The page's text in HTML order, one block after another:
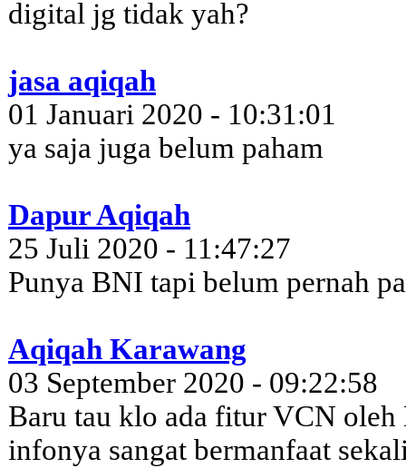
digital jg tidak yah?
jasa aqiqah
01 Januari 2020 - 10:31:01
ya saja juga belum paham
Dapur Aqiqah
25 Juli 2020 - 11:47:27
Punya BNI tapi belum pernah
Aqiqah Karawang
03 September 2020 - 09:22:58
Baru tau klo ada fitur VCN
infonya sangat bermanfaat